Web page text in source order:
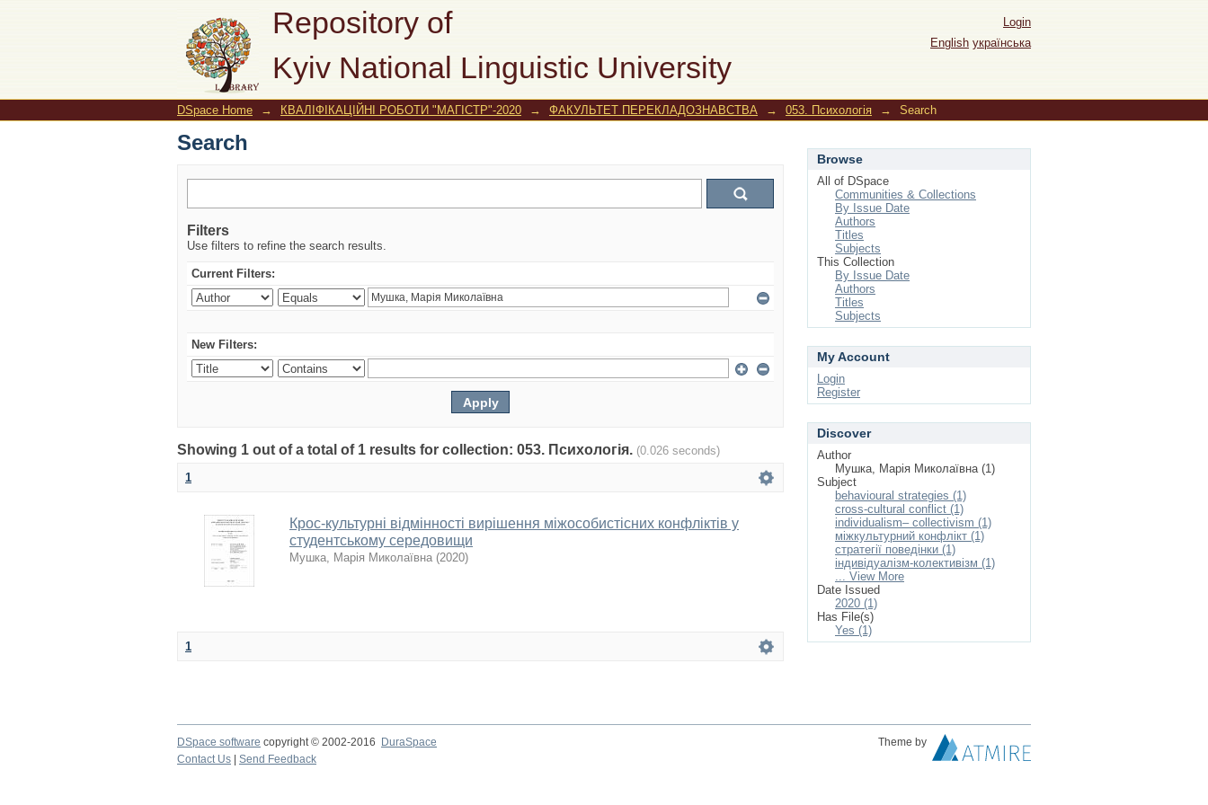
Repository of
Kyiv National Linguistic University
Search
Login
English українська
DSpace Home → КВАЛІФІКАЦІЙНІ РОБОТИ "МАГІСТР"-2020 → ФАКУЛЬТЕТ ПЕРЕКЛАДОЗНАВСТВА → 053. Психологія → Search
Search
Filters
Use filters to refine the search results.
Current Filters:
New Filters:
Showing 1 out of a total of 1 results for collection: 053. Психологія. (0.026 seconds)
1
Крос-культурні відмінності вирішення міжособистісних конфліктів у
студентському середовищи
Мушка, Марія Миколаївна (2020)
1
Browse
All of DSpace
Communities & Collections
By Issue Date
Authors
Titles
Subjects
This Collection
By Issue Date
Authors
Titles
Subjects
My Account
Login
Register
Discover
Author
Мушка, Марія Миколаївна (1)
Subject
behavioural strategies (1)
cross-cultural conflict (1)
individualism– collectivism (1)
міжкультурний конфлікт (1)
стратегії поведінки (1)
індивідуалізм-колективізм (1)
... View More
Date Issued
2020 (1)
Has File(s)
Yes (1)
DSpace software copyright © 2002-2016 DuraSpace
Theme by
Contact Us
Send Feedback